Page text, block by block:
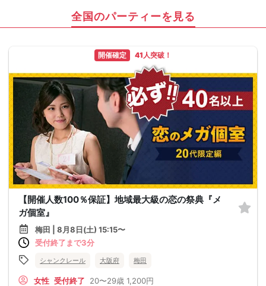
全国のパーティーを見る
開催確定 41人突破！
【開催人数100％保証】地域最大級の恋の祭典『メ
ガ個室』
梅田 | 8月8日(土) 15:15〜
受付終了まで3分
シャンクレール 大阪府 梅田
女性 受付終了 20〜29歳 1,200円